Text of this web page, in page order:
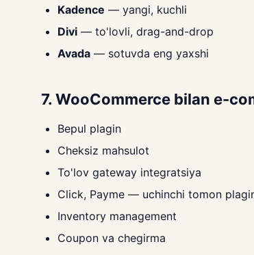
Kadence — yangi, kuchli
Divi — to'lovli, drag-and-drop
Avada — sotuvda eng yaxshi
7. WooCommerce bilan e-
Bepul plagin
Cheksiz mahsulot
To'lov gateway integratsiya
Click, Payme — uchinchi tomon
Inventory management
Coupon va chegirma